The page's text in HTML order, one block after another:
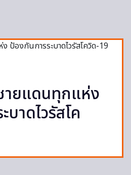
ายแดนทุกแห่ง
าดไวรัสโค